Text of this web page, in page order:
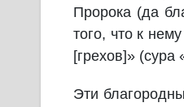
Пророка (да
того, что к
[грехов]»
Эти